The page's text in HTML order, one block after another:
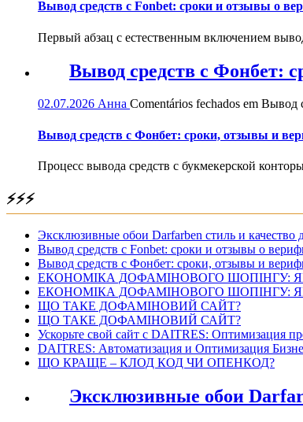
Вывод средств с Fonbet: сроки и отзывы о
Первый абзац с естественным включением
Вывод средств с Фонбет:
02.07.2026 Анна Comentários fechados em Вывод
Вывод средств с Фонбет: сроки, отзывы и
Процесс вывода средств с букмекерской
⚡⚡⚡
Эксклюзивные обои Darfarben стиль и качество
Вывод средств с Fonbet: сроки и отзывы о
Вывод средств с Фонбет: сроки, отзывы и
ЕКОНОМІКА ДОФАМІНОВОГО ШОПІНГУ:
ЕКОНОМІКА ДОФАМІНОВОГО ШОПІНГУ:
ЩО ТАКЕ ДОФАМІНОВИЙ САЙТ?
ЩО ТАКЕ ДОФАМІНОВИЙ САЙТ?
Ускорьте свой сайт с DAITRES: Оптимизация
DAITRES: Автоматизация и Оптимизация
ЩО КРАЩЕ – КЛОД КОД ЧИ ОПЕНКОД?
Эксклюзивные обои